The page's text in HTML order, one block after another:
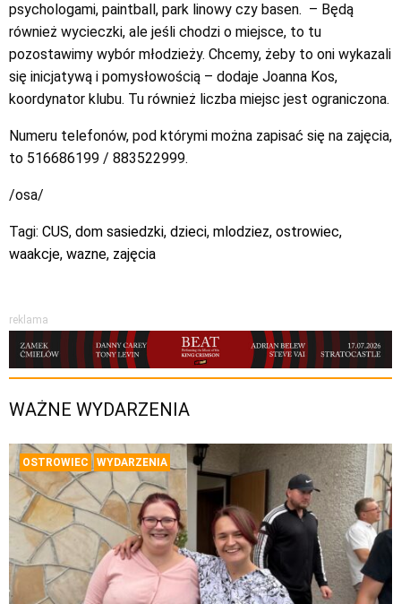
psychologami, paintball, park linowy czy basen. – Będą
również wycieczki, ale jeśli chodzi o miejsce, to tu
pozostawimy wybór młodzieży. Chcemy, żeby to oni wykazali
się inicjatywą i pomysłowością – dodaje Joanna Kos,
koordynator klubu. Tu również liczba miejsc jest ograniczona.
Numeru telefonów, pod którymi można zapisać się na zajęcia,
to 516686199 / 883522999.
/osa/
Tagi: CUS, dom sasiedzki, dzieci, mlodziez, ostrowiec,
waakcje, wazne, zajęcia
reklama
WAŻNE WYDARZENIA
OSTROWIEC WYDARZENIA